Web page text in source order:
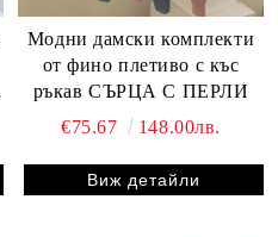
Модни дамски комплекти
от фино плетиво с къс
ръкав СЪРЦА С ПЕРЛИ
€75.67
148.00лв.
Виж детайли